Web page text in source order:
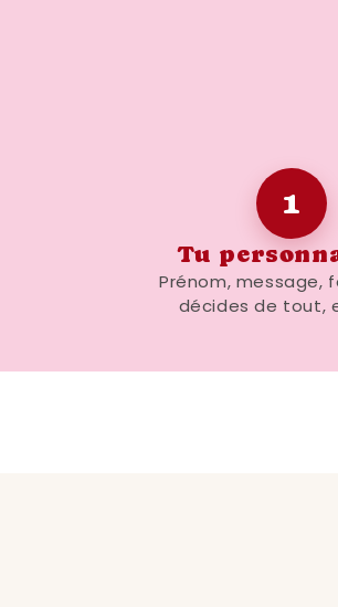
1
Tu
Prénom, message,
décides de tout,